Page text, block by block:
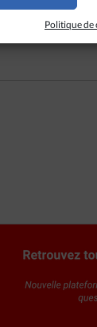
Politique de